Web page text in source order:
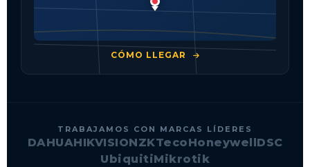
CÓMO LLEGAR
TRABAJAMOS CON MARCAS LÍDERES
DAHUAHIKVISIONZKTecoHoneywellDSC
UbiquitiMikrotik